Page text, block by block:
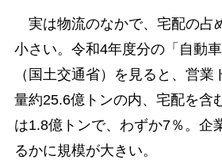
実は物流のなかで、宅配の占
小さい。令和4年度分の「自動車
（国土交通省）を見ると、営業
量約25.6億トンの内、宅配を含
は1.8億トンで、わずか7％。企
るかに規模が大きい。